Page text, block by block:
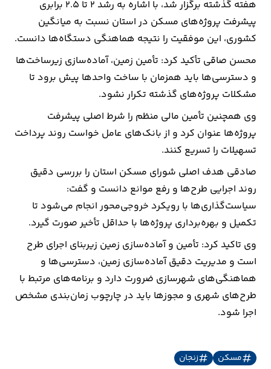
هفته گذشته برگزار شد، با اشاره به رشد ۲ تا ۲.۵ برابری
پیشرفت پروژه‌های مسکن در استان نسبت به میانگین
کشوری، این موفقیت را نتیجه هماهنگی دستگاه‌ها دانست.
محسن صاقی تأکید کرد: تأمین زمین، آماده‌سازی زیرساخت‌ها
و دسترسی‌ها باید همزمان با ساخت واحدها پیش برود تا
مشکلات پروژه‌های گذشته تکرار نشود.
وی همچنین تأمین مالی منظم را شرط اصلی پیشرفت
پروژه‌ها عنوان کرد و از بانک‌های عامل خواست روند پرداخت
تسهیلات را تسریع کنند.
صادقی هدف اصلی شورای مسکن استان را بررسی دقیق
روند اجرایی طرح‌ها و رفع موانع دانست و گفت:
سیاست‌گذاری‌ها با رویکرد خروجی‌محور انجام می‌شود تا
تکمیل و بهره‌برداری پروژه‌ها با حداقل تأخیر صورت گیرد.
وی تاکید کرد: تأمین و آماده‌سازی زمین زیربنای اجرای طرح
است و مدیریت دقیق آماده‌سازی زمین، دسترسی‌ها و
هماهنگی‌های شهرسازی ضرورت دارد و برنامه‌های مرتبط با
طرح‌های شهری و مجوزها باید در چارچوب زمان‌بندی مشخص
اجرا شود.
مسکن زنجان